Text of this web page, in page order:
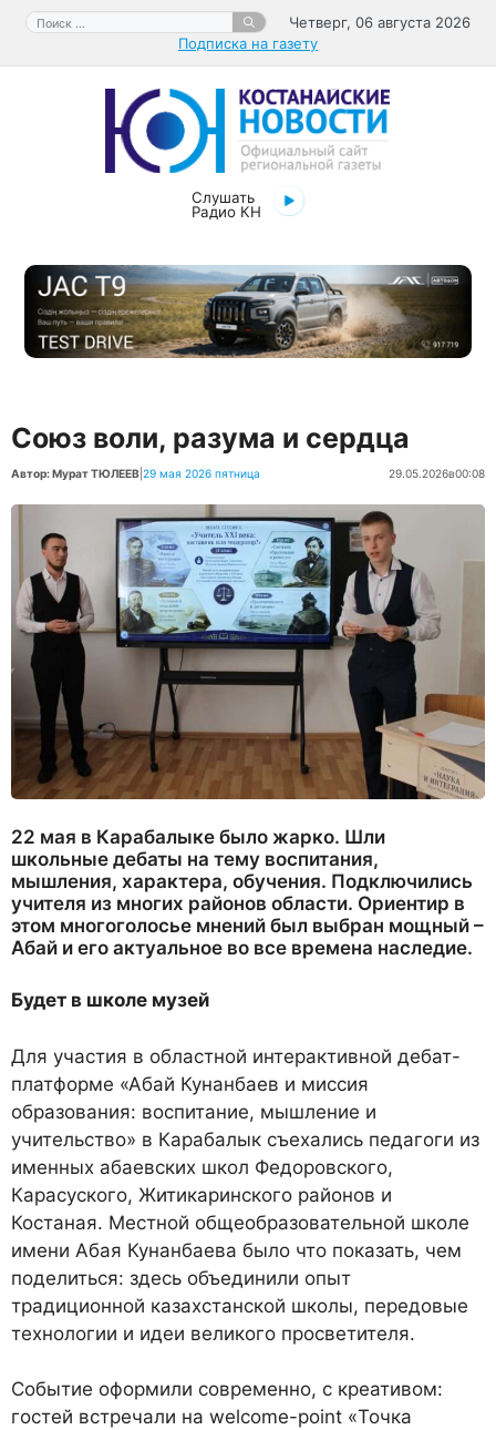
Перейти
содержимому
Поиск:
Четверг, 06 августа 2026
Подписка на газету
Слушать
Радио КН
Союз воли, разума и сердца
Автор: Мурат ТЮЛЕЕВ 29 мая 2026 пятница 29.05.2026в00:08
22 мая в Карабалыке было жарко. Шли
школьные дебаты на тему воспитания,
мышления, характера, обучения. Подключились
учителя из многих районов области. Ориентир в
этом многоголосье мнений был выбран мощный –
Абай и его актуальное во все времена наследие.
Будет в школе музей
Для участия в областной интерактивной дебат-
платформе «Абай Кунанбаев и миссия
образования: воспитание, мышление и
учительство» в Карабалык съехались педагоги из
именных абаевских школ Федоровского,
Карасуского, Житикаринского районов и
Костаная. Местной общеобразовательной школе
имени Абая Кунанбаева было что показать, чем
поделиться: здесь объединили опыт
традиционной казахстанской школы, передовые
технологии и идеи великого просветителя.
Событие оформили современно, с креативом:
гостей встречали на welcome-point «Точка